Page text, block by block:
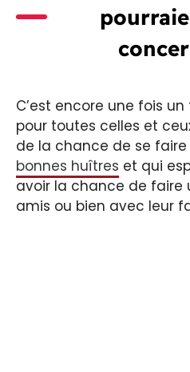
C’est encore une fois
pour toutes celles et
de la chance de se faire
bonnes huîtres et qui
avoir la chance de faire
amis ou bien avec leur